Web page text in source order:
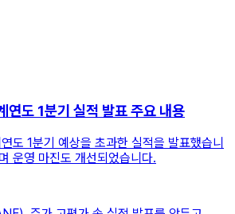
도 1분기 실적 발표 주요 내용
도 1분기 예상을 초과한 실적을 발표했습니
운영 마진도 개선되었습니다.